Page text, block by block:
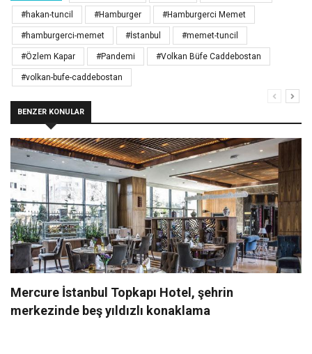
#hakan-tuncil #Hamburger #Hamburgerci Memet
#hamburgerci-memet #İstanbul #memet-tuncil
#Özlem Kapar #Pandemi #Volkan Büfe Caddebostan
#volkan-bufe-caddebostan
BENZER KONULAR
Mercure İstanbul Topkapı Hotel, şehrin
merkezinde beş yıldızlı konaklama